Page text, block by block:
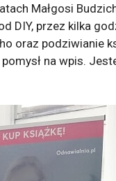
Małgosi
DIY, przez kilka
oraz podziwianie
na wpis.